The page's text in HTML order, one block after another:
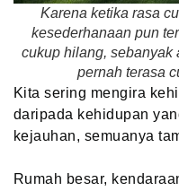
Karena ketika rasa
kesederhanaan pun
cukup hilang, sebanyak
pernah terasa
Kita sering mengira
daripada kehidupan
kejauhan, semuanya
Rumah besar,